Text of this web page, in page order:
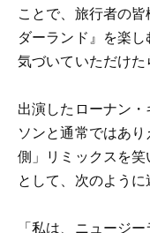
ことで、旅行者の
ダーランド』を楽
気づいていただけた
出演したローナン
ソンと通常ではあ
側」リミックスを
として、次のように
「私は、ニュージ